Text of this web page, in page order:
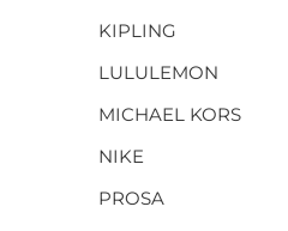
KIPLING
LULULEMON
MICHAEL KORS
NIKE
PROSA